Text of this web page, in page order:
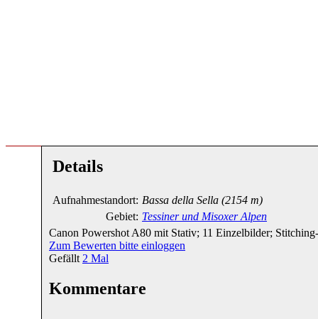
Details
Aufnahmestandort: Bassa della Sella (2154 m)
Gebiet: Tessiner und Misoxer Alpen
Canon Powershot A80 mit Stativ; 11 Einzelbilder;
Zum Bewerten bitte einloggen
Gefällt 2 Mal
Kommentare